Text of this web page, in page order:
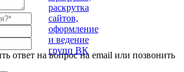
ответ на вопрос на email или позвонить